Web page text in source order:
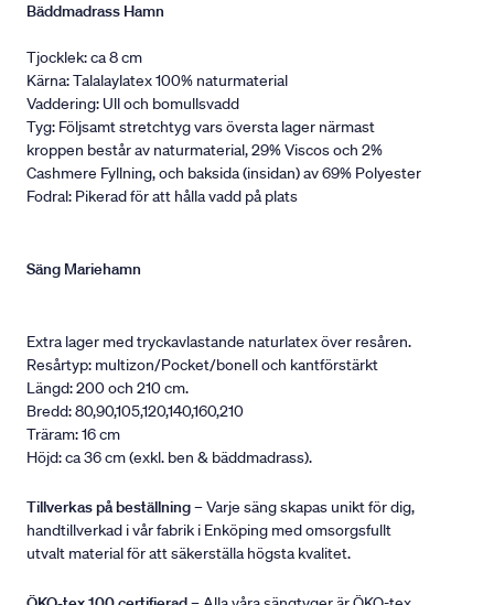
Bäddmadrass Hamn
Tjocklek: ca 8 cm
Kärna: Talalaylatex 100% naturmaterial
Vaddering: Ull och bomullsvadd
Tyg: Följsamt stretchtyg vars översta lager närmast
kroppen består av naturmaterial, 29% Viscos och 2%
Cashmere Fyllning, och baksida (insidan) av 69% Polyester
Fodral: Pikerad för att hålla vadd på plats
Säng Mariehamn
Extra lager med tryckavlastande naturlatex över resåren.
Resårtyp: multizon/Pocket/bonell och kantförstärkt
Längd: 200 och 210 cm.
Bredd: 80,90,105,120,140,160,210
Träram: 16 cm
Höjd: ca 36 cm (exkl. ben & bäddmadrass).
Tillverkas på beställning– Varje säng skapas unikt för dig,
handtillverkad i vår fabrik i Enköping med omsorgsfullt
utvalt material för att säkerställa högsta kvalitet.